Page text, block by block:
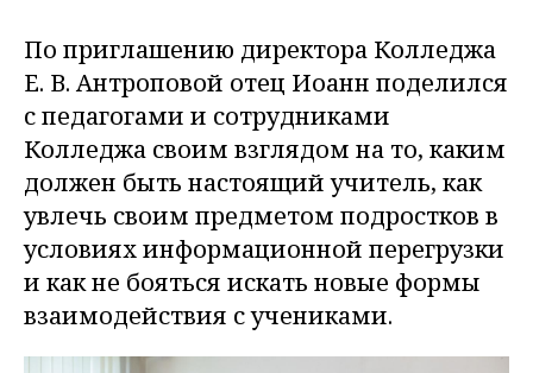
По приглашению директора Колледжа
Е. В. Антроповой отец Иоанн поделился
с педагогами и сотрудниками
Колледжа своим взглядом на то, каким
должен быть настоящий учитель, как
увлечь своим предметом подростков в
условиях информационной перегрузки
и как не бояться искать новые формы
взаимодействия с учениками.